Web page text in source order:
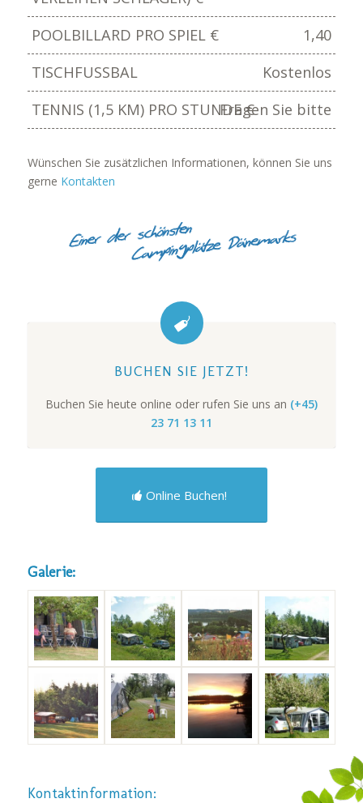
POOLBILLARD PRO SPIEL €
1,40
TISCHFUSSBAL
Kostenlos
TENNIS (1,5 KM) PRO STUNDE €Fragen Sie bitte
Wünschen Sie zusätzlichen Informationen, können Sie uns
gerne Kontakten
BUCHEN SIE JETZT!
Buchen Sie heute online oder rufen Sie uns an (+45)
23 71 13 11
Online Buchen!
Galerie:
Kontaktinformation: